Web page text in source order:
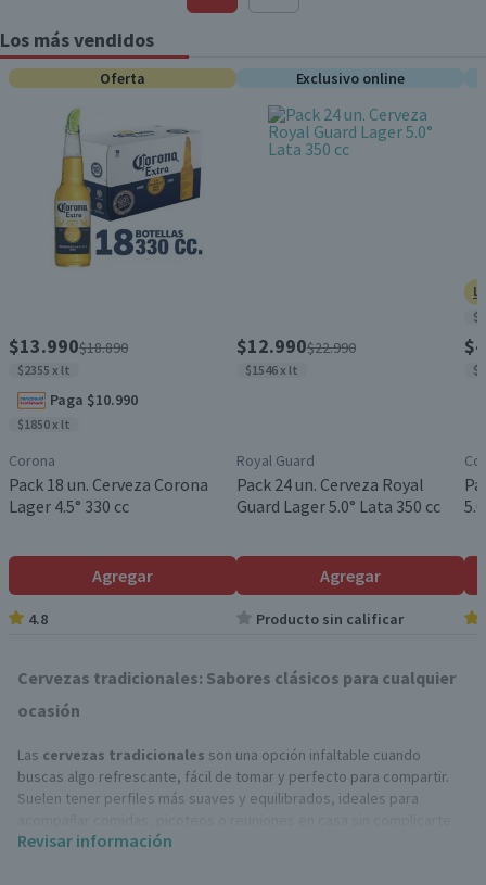
Los más vendidos
Oferta
$13.990$18.890
$2355 x lt
Paga $10.990
$1850 x lt
Corona
Pack 18 un. Cerveza Corona
Lager 4.5° 330 cc
Agregar
4.8
Exclusivo online
$12.990$22.990
$1546 x lt
Royal Guard
Pack 24 un. Cerveza Royal
Guard Lager 5.0° Lata 350 cc
Agregar
Producto sin calificar
Cervezas tradicionales: Sabores clásicos para cualquier
ocasión
Las cervezas tradicionales son una opción infaltable cuando
buscas algo refrescante, fácil de tomar y perfecto para compartir.
Suelen tener perfiles más suaves y equilibrados, ideales para
con estilos demasiado intensos.
Revisar información